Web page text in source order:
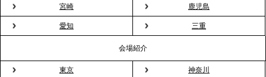
プレスリリースのご案内｜2026年、春の親睦は「花
粉レス」な室内花見。福利厚生としても注目され
る、快適で新しいお花見体験
2026.3.5
宮崎 鹿児島
愛知 三重
会場紹介
東京 神奈川